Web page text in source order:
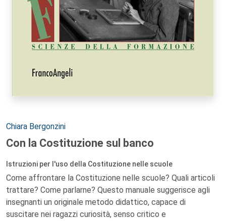
Autori:
Chiara Bergonzini
Con la Costituzione sul banco
Istruzioni per l'uso della Costituzione nelle scuole
Come affrontare la Costituzione nelle scuole? Quali articoli
trattare? Come parlarne? Questo manuale suggerisce agli
insegnanti un originale metodo didattico, capace di
suscitare nei ragazzi curiosità, senso critico e